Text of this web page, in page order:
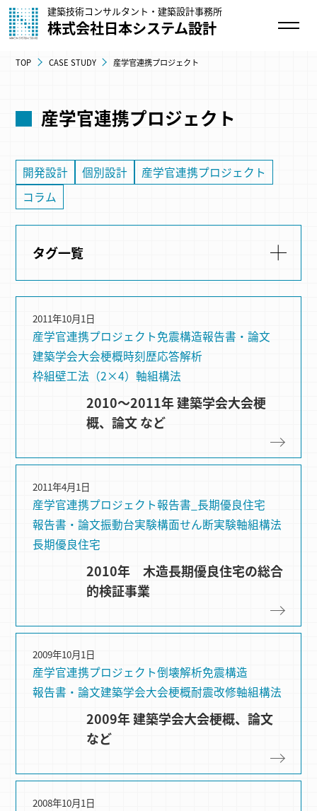
建築技術コンサルタント・建築設計事務所
株式会社日本システム設計
TOP CASE STUDY 産学官連携プロジェクト
産学官連携プロジェクト
開発設計 個別設計
産学官連携プロジェクト
コラム
タグ一覧
産学官連携プロジェクト免震構造報告書・論文
建築学会大会梗概時刻歴応答解析
枠組壁⼯法（2×4） 軸組構法
2011年10月1日
2010～2011年 建築学会大会梗
概、論文 など
産学官連携プロジェクト報告書_長期優良住宅
報告書・論文振動台実験構⾯せん断実験軸組構法
長期優良住宅
2011年4月1日
2010年 木造長期優良住宅の総合
的検証事業
産学官連携プロジェクト倒壊解析免震構造
報告書・論文建築学会大会梗概耐震改修軸組構法
2009年10月1日
2009年 建築学会大会梗概、論文
など
2008年10月1日